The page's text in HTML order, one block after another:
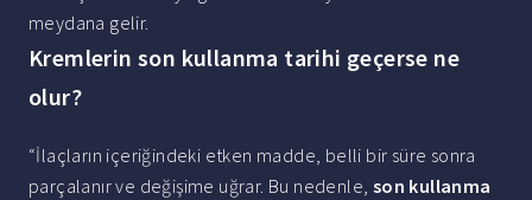
meydana gelir.
Kremlerin son kullanma tarihi geçerse ne
olur?
“İlaçların içeriğindeki etken madde, belli bir süre sonra
parçalanır ve değişime uğrar. Bu nedenle, son kullanma